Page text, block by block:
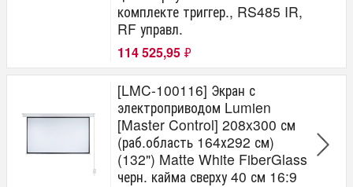
комплекте триггер., RS485 IR,
RF управл.
114 525,95 ₽
[LMC-100116] Экран с
электроприводом Lumien
[Master Control] 208x300 см
(раб.область 164х292 см)
(132") Matte White FiberGlass
черн. кайма сверху 40 см 16:9